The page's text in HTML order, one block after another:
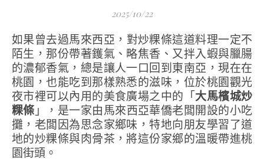
2025/10/22
如果曾去過馬來西亞，對炒粿條這道料理一定不
陌生，那份帶著鑊氣、略焦香、又拌入蝦與臘腸
的濃郁香氣，總是讓人一口回到東南亞，現在在
桃園，也能吃到那樣熟悉的滋味，位於桃園觀光
夜市裡可以內用的美食廣場之中的「大馬檳城炒
粿條 」，是一家由馬來西亞華僑老闆開設的小吃
攤，老闆因為思念家鄉味，特地向朋友學習了道
地的炒粿條與肉骨茶，將這份家鄉的溫暖帶進桃
園街頭。